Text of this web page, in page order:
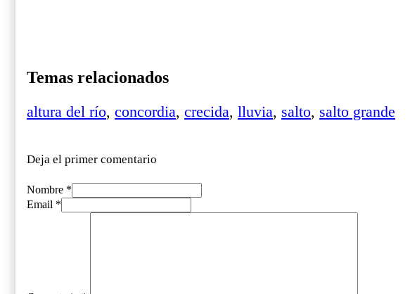
Temas relacionados
altura del río, concordia, crecida, lluvia, salto, salto grande
Deja el primer comentario
Nombre *
Email *